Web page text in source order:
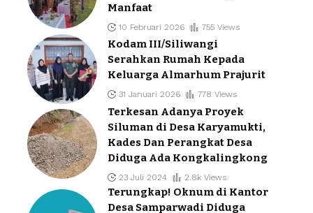
Manfaat
10 Februari 2026 755 Views
Kodam III/Siliwangi
Serahkan Rumah Kepada
Keluarga Almarhum Prajurit
31 Januari 2026 778 Views
Terkesan Adanya Proyek
Siluman di Desa Karyamukti,
Kades Dan Perangkat Desa
Diduga Ada Kongkalingkong
23 Juli 2024 2.8k Views
Terungkap! Oknum di Kantor
Desa Samparwadi Diduga